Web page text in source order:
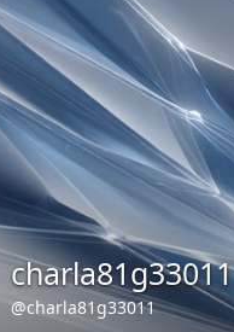
charla81g33011
@charla81g33011